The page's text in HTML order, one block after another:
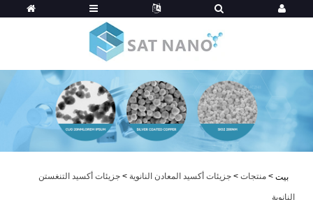
بيت > منتجات > جزيئات أكسيد المعادن النانوية > جزيئات أكسيد التنغستن
النانوية